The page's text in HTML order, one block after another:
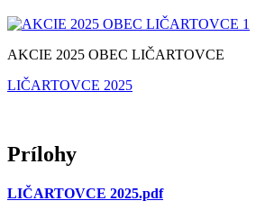
AKCIE 2025 OBEC LIČARTOVCE
LIČARTOVCE 2025
Prílohy
LIČARTOVCE 2025.pdf